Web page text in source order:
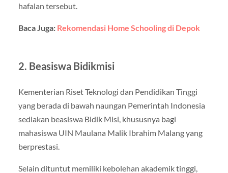
hafalan tersebut.
Baca Juga: Rekomendasi Home Schooling di Depok
2. Beasiswa Bidikmisi
Kementerian Riset Teknologi dan Pendidikan Tinggi
yang berada di bawah naungan Pemerintah Indonesia
sediakan beasiswa Bidik Misi, khususnya bagi
mahasiswa UIN Maulana Malik Ibrahim Malang yang
berprestasi.
Selain dituntut memiliki kebolehan akademik tinggi,